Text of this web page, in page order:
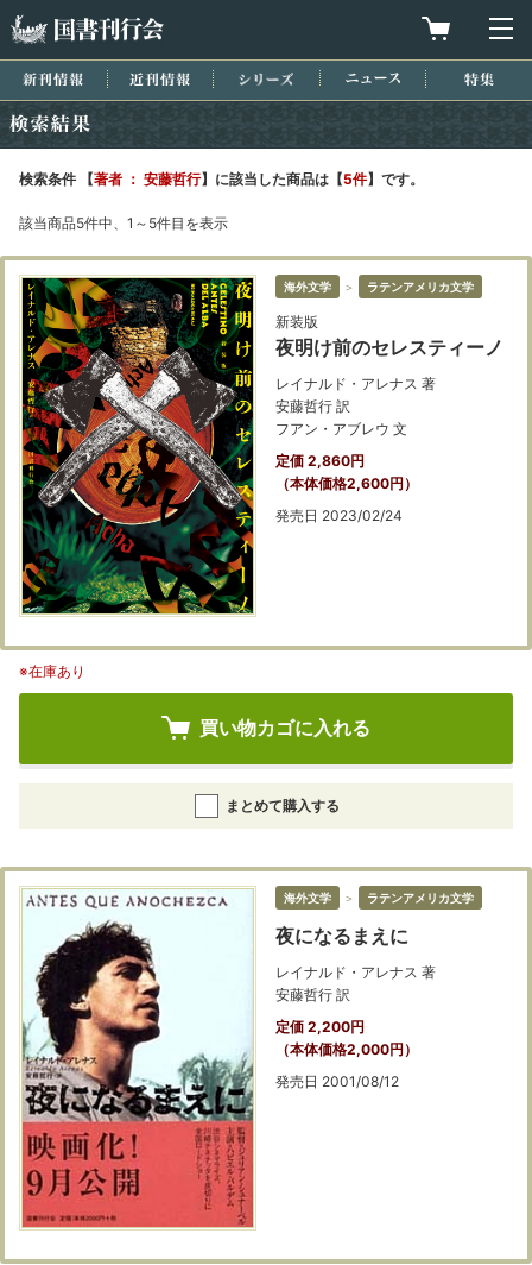
買物カゴを
新刊情報 近刊情報 シリーズ ニュース
検索条件 【著者 ： 安藤哲行】に該当した商品は【5件】です。
該当商品5件中、1～5件目を表示
海外文学 ＞ ラテンアメリカ文学
新装版
夜明け前のセレスティーノ
レイナルド・アレナス 著
安藤哲行 訳
フアン・アブレウ 文
定価 2,860円
（本体価格2,600円）
発売日 2023/02/24
※在庫あり
買い物カゴに入れる
まとめて購入する
海外文学 ＞ ラテンアメリカ文学
夜になるまえに
レイナルド・アレナス 著
安藤哲行 訳
定価 2,200円
（本体価格2,000円）
発売日 2001/08/12